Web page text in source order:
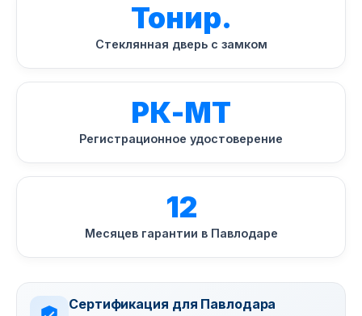
Тонир.
Стеклянная дверь с замком
РК-МТ
Регистрационное удостоверение
12
Месяцев гарантии в Павлодаре
Сертификация для Павлодара